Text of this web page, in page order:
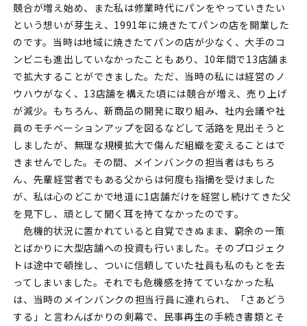
競合が増え始め、また私は修業時代にパンをやっていきたい
という想いが芽生え、1991年に焼きたてパンの店を開業した
のです。当時は地域に焼きたてパンの店が少なく、大手のコ
ンビニも進出していなかったこともあり、10年間で13店舗ま
で拡大することができました。ただ、当時の私には経営のノ
ウハウがなく、13店舗を構えた頃には競合が増え、売り上げ
が減少。もちろん、新商品の開発に取り組み、社内会議や社
員のモチベーションアップを図るなどして活路を見出そうと
しましたが、無理な規模拡大で傷んだ組織を変えることはで
きませんでした。その間、メインバンクの担当者はもちろ
ん、先輩経営者でもある父からは何度も指摘を受けました
が、私は心のどこかで地道に1店舗だけを経営し続けてきた父
を見下し、頑として聞く耳を持てなかったのです。
危機的状況に置かれていると自覚できぬまま、窮余の一策
とばかりに大型店舗への投資も行いました。そのプロジェク
トは途中で頓挫し、ついに信頼していた社員も私のもとを去
ってしまいました。それでも危機感を持てていなかった私
は、当時のメインバンクの担当行員に連れられ、「さあどう
する」と言わんばかりの剣幕で、民事再生の手続き書類とそ